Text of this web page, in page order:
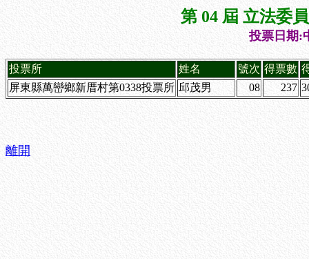
第 04 屆 立法委
投票日期:
投票所 姓名 號次 得票數
屏東縣萬巒鄉新厝村第0338投票所 邱茂男 08 237
離開